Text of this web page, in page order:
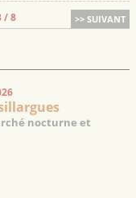
>> SUIVANT
/ 8
nocturne et